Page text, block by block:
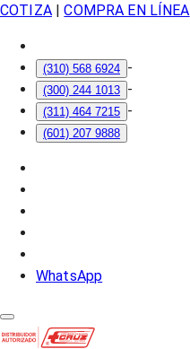
COTIZA| COMPRA EN LÍNEA
(310) 568 6924 -
(300) 244 1013 -
(311) 464 7215 -
(601) 207 9888
WhatsApp